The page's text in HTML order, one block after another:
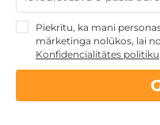
Skolēnu brīvlaikam
VASARĀ
Dāvanu idejas
Dāvanas ģimenei
3
ĢIMENEI
Ģimenes
Atpūta Latvijā
Piekrītu, ka mani
mārketinga nolūkos, lai
Konfidencialitātes politiku